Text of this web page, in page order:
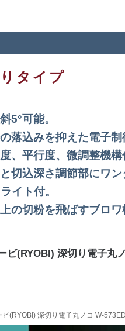
タイプ
5°可能。
落込みを抑えた電子制
、平行度、微調整機構
切込深さ調節部にワン
イト付。
の切粉を飛ばすブロ
ビ(RYOBI) 深切り電子丸
ビ(RYOBI) 深切り電子丸ノコ W-